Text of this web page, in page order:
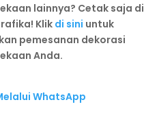
lainnya? Cetak saja di
Klikdi sini untuk
pemesanan dekorasi
Anda.
WhatsApp